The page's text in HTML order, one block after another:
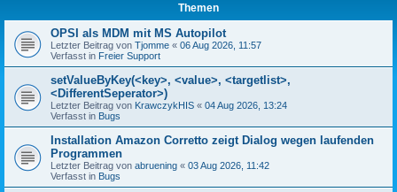
Themen
OPSI als MDM mit MS Autopilot
Letzter Beitrag von Tjomme « 06 Aug 2026, 11:57
Verfasst in Freier Support
setValueByKey(<key>, <value>, <targetlist>,
<DifferentSeperator>)
Letzter Beitrag von KrawczykHIS « 04 Aug 2026, 13:24
Verfasst in Bugs
Installation Amazon Corretto zeigt Dialog wegen laufenden
Programmen
Letzter Beitrag von abruening « 03 Aug 2026, 11:42
Verfasst in Bugs